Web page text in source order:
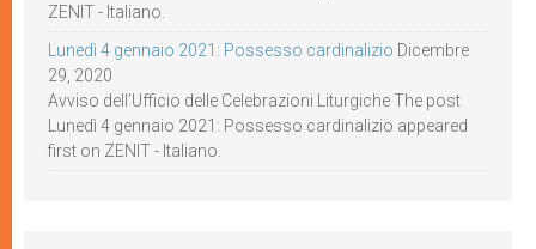
ZENIT - Italiano.
Lunedì 4 gennaio 2021: Possesso cardinalizio Dicembre
29, 2020
Avviso dell’Ufficio delle Celebrazioni Liturgiche The post
Lunedì 4 gennaio 2021: Possesso cardinalizio appeared
first on ZENIT - Italiano.